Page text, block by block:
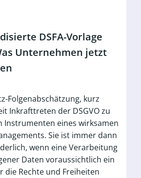
DSFA-Vorlage
Unternehmen jetzt
Folgenabschätzung, kurz
Inkrafttreten der DSGVO zu
Instrumenten eines wirksamen
Sie ist immer dann
wenn eine Verarbeitung
Daten voraussichtlich ein
die Rechte und Freiheiten